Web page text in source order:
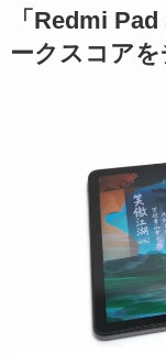
「Redmi
ークスコアを